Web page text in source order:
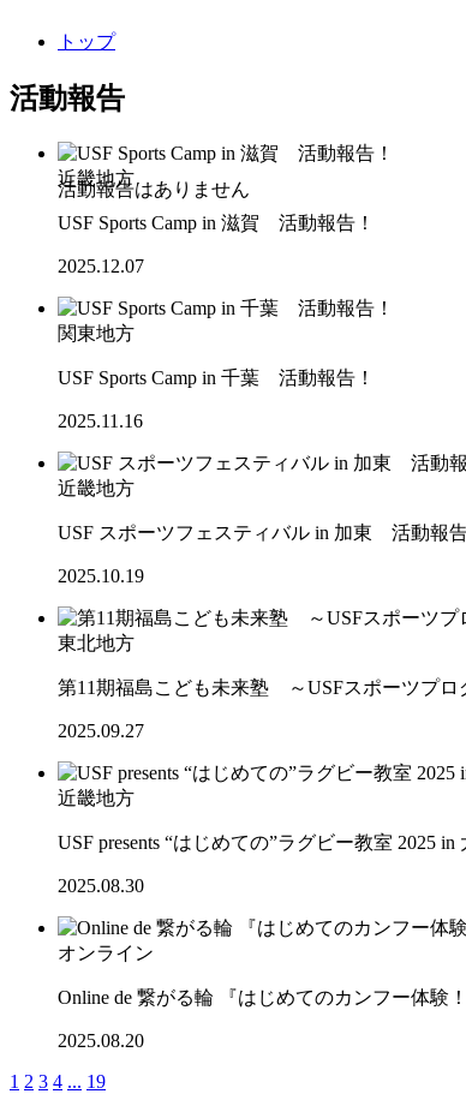
トップ
活動報告
近畿地方
USF Sports Camp in 滋賀 活動報告！
2025.12.07
関東地方
USF Sports Camp in 千葉 活動報告！
2025.11.16
近畿地方
USF スポーツフェスティバル in 加東 活動報
2025.10.19
東北地方
第11期福島こども未来塾 ～USFスポーツプ
2025.09.27
近畿地方
USF presents “はじめての”ラグビー教室 2025
2025.08.30
オンライン
Online de 繋がる輪 『はじめてのカンフー体験
2025.08.20
1 2 3 4 ... 19